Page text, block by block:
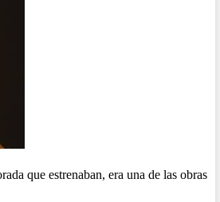
que estrenaban, era una de las obras